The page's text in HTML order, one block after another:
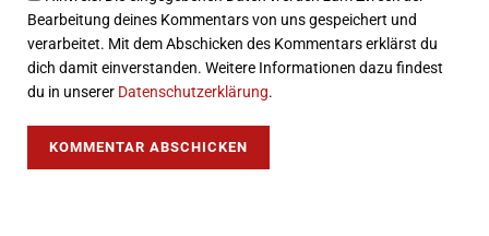
Bearbeitung deines Kommentars von uns gespeichert und
verarbeitet. Mit dem Abschicken des Kommentars erklärst du
dich damit einverstanden. Weitere Informationen dazu findest
du in unserer Datenschutzerklärung.